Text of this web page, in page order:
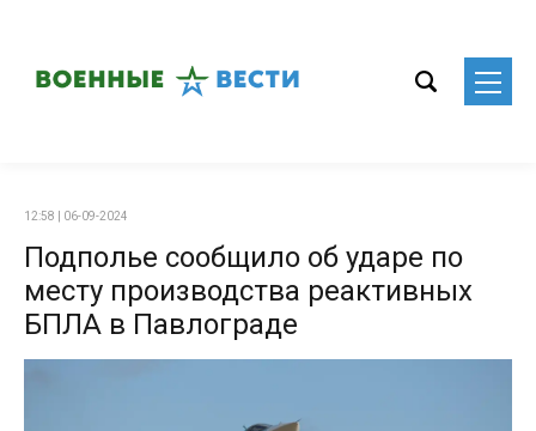
12:58 | 06-09-2024
Подполье сообщило об ударе по
месту производства реактивных
БПЛА в Павлограде